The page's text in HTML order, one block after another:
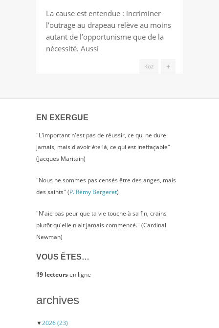
LA
LIBERTÉ
DE
TORCHER
DRAPEAU
La cause est entendue : incriminer
l’outrage au drapeau relève au moins
autant de l’opportunisme que de la
nécessité. Aussi
+
Koz
EN EXERGUE
"L'important n'est pas de réussir, ce qui ne dure
jamais, mais d'avoir été là, ce qui est ineffaçable"
(Jacques Maritain)
"Nous ne sommes pas censés être des anges, mais
des saints" (P. Rémy Bergeret)
"N'aie pas peur que ta vie touche à sa fin, crains
plutôt qu'elle n'ait jamais commencé." (Cardinal
Newman)
VOUS ÊTES…
19 lecteursen ligne
archives
▼2026(23)